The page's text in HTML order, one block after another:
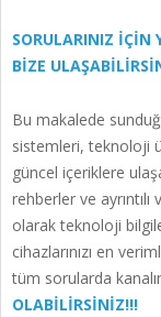
SORULARINIZ İÇİN
BİZE
Bu makalede
sistemleri, teknoloji
güncel içeriklere
rehberler ve
olarak teknoloji
cihazlarınızı en
tüm sorularda
OLABİLİRSİNİZ!!!